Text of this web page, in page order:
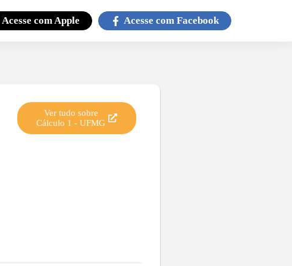
Acesse comApple Acesse com Facebook
Ver tudo sobre
Cálculo 1 - UFMG